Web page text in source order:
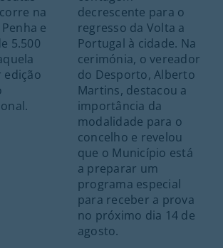
na
e
5.500
edição
decrescente para o
regresso da Volta a
Portugal à cidade. Na
cerimónia, o vereador
do Desporto, Alberto
Martins, destacou a
importância da
modalidade para o
concelho e revelou
que o Município está
a preparar um
programa especial
para receber a prova
no próximo dia 14 de
agosto.